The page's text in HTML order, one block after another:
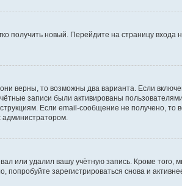
получить новый. Перейдите на страницу
верны, то возможны два варианта. Если
записи были активированы
Если email-сообщение не получено,
администратором.
или удалил вашу учётную запись. Кроме
зарегистрироваться снова и активнее